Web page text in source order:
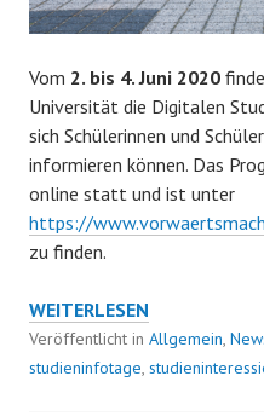
Vom 2. bis 4. Juni 2020
Universität die Digitalen
sich Schülerinnen und
informieren können. Das
online statt und ist unter
https://
zu finden.
MEDIENBILDUNG
BEI
DEN
WEITERLESEN
Veröffentlicht in Allgemein,
studieninfotage,